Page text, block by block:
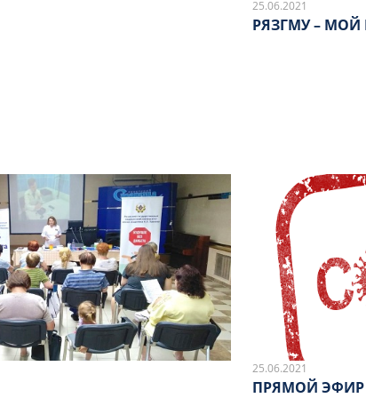
25.06.2021
РЯЗГМУ –
25.06.2021
ПРЯМОЙ ЭФИР